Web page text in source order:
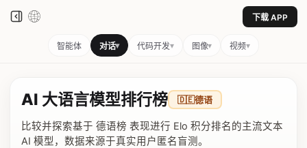
下载 APP
智能体 对话▾ 代码开发▾ 图像▾ 视频▾
AI 大语言模型排行榜 🇩🇪德语
比较并探索基于 德语榜 表现进行 Elo 积分排名的主流文本
AI 模型，数据来源于真实用户匿名盲测。